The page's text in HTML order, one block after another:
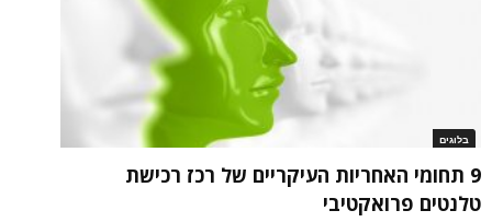
בלוגים
9 תחומי האחריות העיקריים של רכז רכישת
טלנטים פרואקטיבי